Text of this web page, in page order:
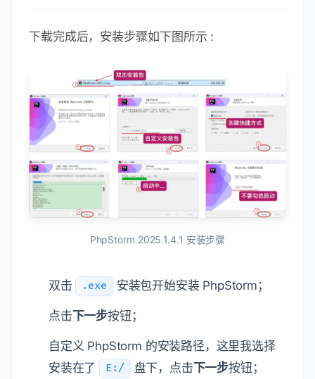
下载完成后，安装步骤如下图所示 :
PhpStorm 2025.1.4.1 安装步骤
双击 .exe 安装包开始安装 PhpStorm；
点击下一步按钮；
自定义 PhpStorm 的安装路径，这里我选择
安装在了
E:/ 盘下，点击下一步按钮；